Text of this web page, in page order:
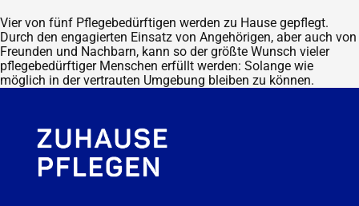
Vier von fünf Pflegebedürftigen werden zu Hause gepflegt.
Durch den engagierten Einsatz von Angehörigen, aber auch von
Freunden und Nachbarn, kann so der größte Wunsch vieler
pflegebedürftiger Menschen erfüllt werden: Solange wie
möglich in der vertrauten Umgebung bleiben zu können.